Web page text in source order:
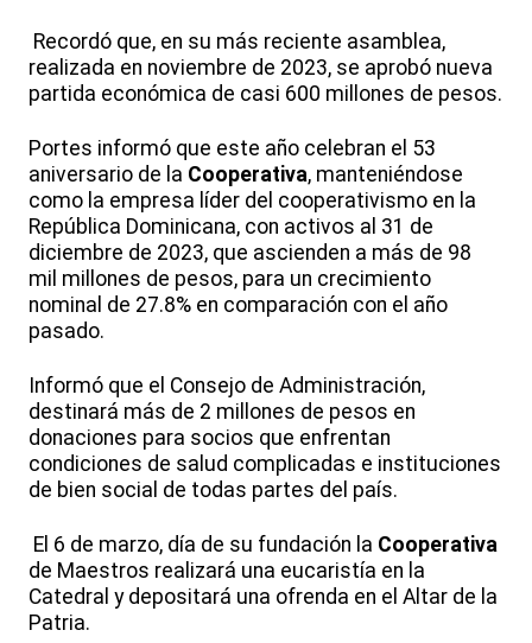
Recordó que, en su más reciente asamblea,
realizada en noviembre de 2023, se aprobó nueva
partida económica de casi 600 millones de pesos.
Portes informó que este año celebran el 53
aniversario de la Cooperativa, manteniéndose
como la empresa líder del cooperativismo en la
República Dominicana, con activos al 31 de
diciembre de 2023, que ascienden a más de 98
mil millones de pesos, para un crecimiento
nominal de 27.8% en comparación con el año
pasado.
Informó que el Consejo de Administración,
destinará más de 2 millones de pesos en
donaciones para socios que enfrentan
condiciones de salud complicadas e instituciones
de bien social de todas partes del país.
El 6 de marzo, día de su fundación la Cooperativa
de Maestros realizará una eucaristía en la
Catedral y depositará una ofrenda en el Altar de la
Patria.